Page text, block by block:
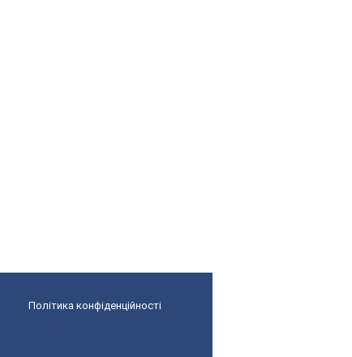
Політика конфіденційності